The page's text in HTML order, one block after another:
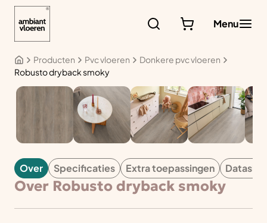
Menu
Producten Pvc vloeren
Donkere pvc vloeren
Robusto dryback smoky
Over Specificaties Extra toepassingen
Over Robusto dryback smoky